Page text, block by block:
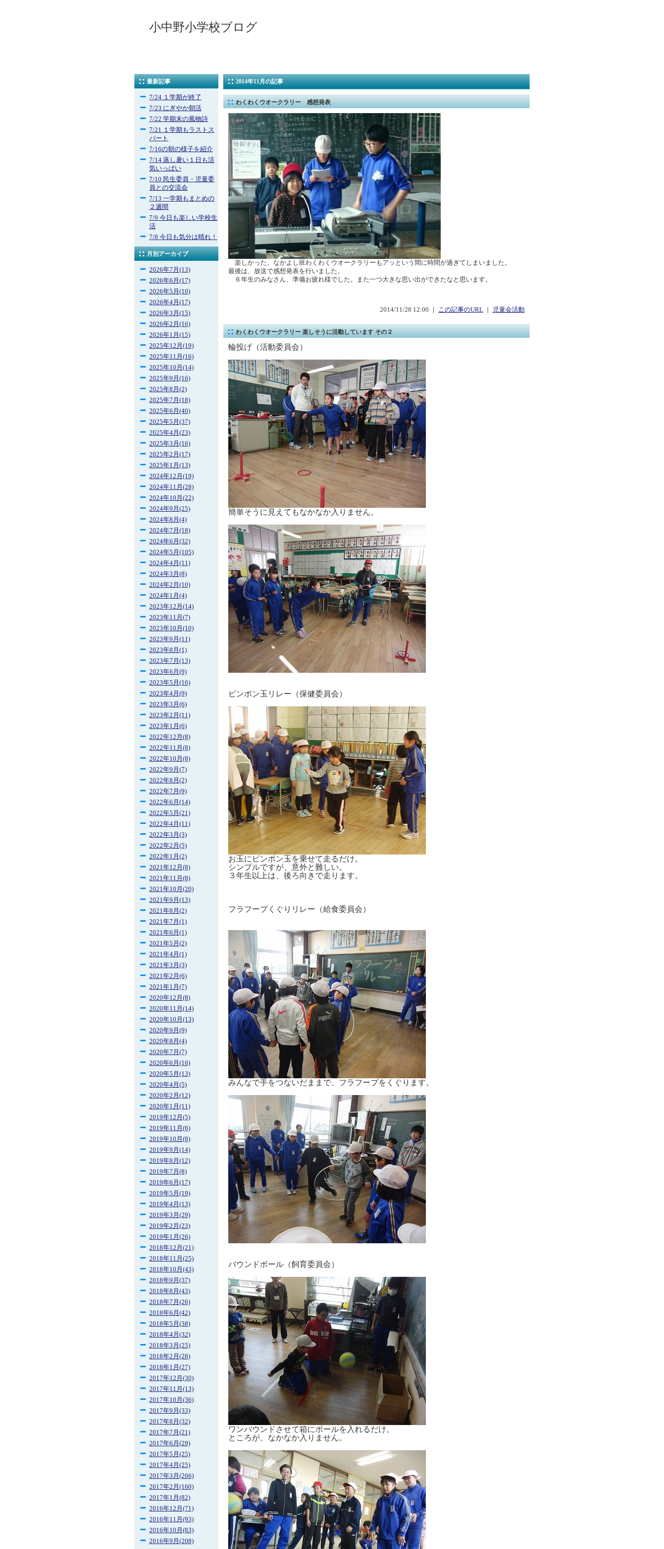
小中野小学校ブログ
最新記事
7/24 １学期が終了
7/23 にぎやか朝活
7/22 学期末の風物詩
7/21 １学期もラストス
パート
7/16の朝の様子を紹介
7/14 蒸し暑い１日も活
気いっぱい
7/10 民生委員・児童委
員との交流会
7/13 一学期もまとめの
２週間
7/9 今日も楽しい学校生
活
7/8 今日も気分は晴れ！
月別アーカイブ
2026年7月(13)
2026年6月(17)
2026年5月(10)
2026年4月(17)
2026年3月(15)
2026年2月(16)
2026年1月(15)
2025年12月(19)
2025年11月(16)
2025年10月(14)
2025年9月(16)
2025年8月(2)
2025年7月(18)
2025年6月(40)
2025年5月(37)
2025年4月(23)
2025年3月(16)
2025年2月(17)
2025年1月(13)
2024年12月(19)
2024年11月(28)
2024年10月(22)
2024年9月(25)
2024年8月(4)
2024年7月(18)
2024年6月(32)
2024年5月(105)
2024年4月(11)
2024年3月(8)
2024年2月(10)
2024年1月(4)
2023年12月(14)
2023年11月(7)
2023年10月(10)
2023年9月(11)
2023年8月(1)
2023年7月(13)
2023年6月(9)
2023年5月(16)
2023年4月(9)
2023年3月(6)
2023年2月(11)
2023年1月(6)
2022年12月(8)
2022年11月(8)
2022年10月(8)
2022年9月(7)
2022年8月(2)
2022年7月(9)
2022年6月(14)
2022年5月(21)
2022年4月(11)
2022年3月(3)
2022年2月(5)
2022年1月(2)
2021年12月(8)
2021年11月(8)
2021年10月(20)
2021年9月(13)
2021年8月(2)
2021年7月(1)
2021年6月(1)
2021年5月(2)
2021年4月(1)
2021年3月(3)
2021年2月(6)
2021年1月(7)
2020年12月(8)
2020年11月(14)
2020年10月(13)
2020年9月(9)
2020年8月(4)
2020年7月(7)
2020年6月(16)
2020年5月(13)
2020年4月(5)
2020年2月(12)
2020年1月(11)
2019年12月(5)
2019年11月(6)
2019年10月(8)
2019年9月(14)
2019年8月(12)
2019年7月(8)
2019年6月(17)
2019年5月(19)
2019年4月(13)
2019年3月(29)
2019年2月(23)
2019年1月(26)
2018年12月(21)
2018年11月(25)
2018年10月(43)
2018年9月(37)
2018年8月(43)
2018年7月(26)
2018年6月(42)
2018年5月(38)
2018年4月(32)
2018年3月(25)
2018年2月(28)
2018年1月(27)
2017年12月(30)
2017年11月(13)
2017年10月(36)
2017年9月(33)
2017年8月(32)
2017年7月(21)
2017年6月(29)
2017年5月(25)
2017年4月(25)
2017年3月(206)
2017年2月(160)
2017年1月(82)
2016年12月(71)
2016年11月(93)
2016年10月(83)
2016年9月(208)
2014年11月の記事
わくわくウオークラリー 感想発表
楽しかった、なかよし班わくわくウオークラリーもアッという間に時間が過ぎてしまいました。
最後は、放送で感想発表を行いました。
６年生のみなさん、準備お疲れ様でした。また一つ大きな思い出ができたなと思います。
2014/11/28 12:00 ｜ この記事のURL 児童会活動
わくわくウオークラリー 楽しそうに活動しています その２
輪投げ（活動委員会）
簡単そうに見えてもなかなか入りません。
ピンポン玉リレー（保健委員会）
お玉にピンポン玉を乗せて走るだけ。
シンプルですが、意外と難しい。
３年生以上は、後ろ向きで走ります。
フラフープくぐりリレー（給食委員会）
みんなで手をつないだままで、フラフープをくぐります。
バウンドボール（飼育委員会）
ワンバウンドさせて箱にボールを入れるだけ。
ところが、なかなか入りません。